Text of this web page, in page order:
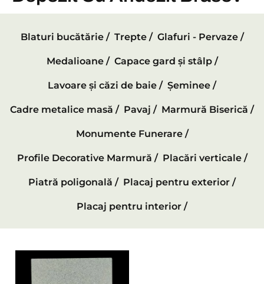
Blaturi bucătărie / Trepte / Glafuri - Pervaze /
Medalioane / Capace gard și stâlp /
Lavoare și căzi de baie / Șeminee /
Cadre metalice masă / Pavaj / Marmură Biserică /
Monumente Funerare /
Profile Decorative Marmură / Placări verticale /
Piatră poligonală / Placaj pentru exterior /
Placaj pentru interior /